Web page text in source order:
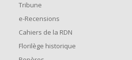
Tribune
e-Recensions
Cahiers de la RDN
Florilège historique